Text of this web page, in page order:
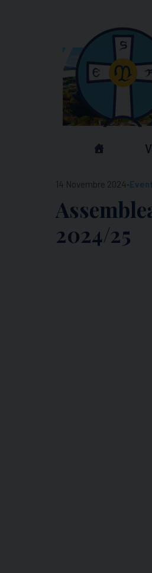
14 Novembre 2024-
2024/25